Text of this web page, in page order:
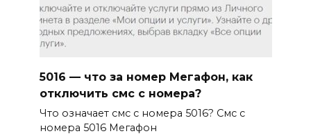
5016 — что за номер Мегафон, как
отключить смс с номера?
Что означает смс с номера 5016? Смс с
номера 5016 Мегафон